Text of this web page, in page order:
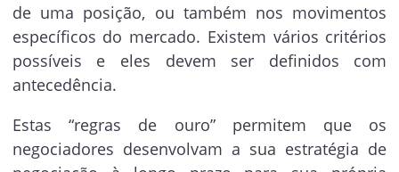
de uma posição, ou também nos movimentos
específicos do mercado. Existem vários critérios
possíveis e eles devem ser definidos com
antecedência.
Estas “regras de ouro” permitem que os
negociadores desenvolvam a sua estratégia de